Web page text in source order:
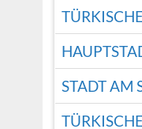
STADT AM